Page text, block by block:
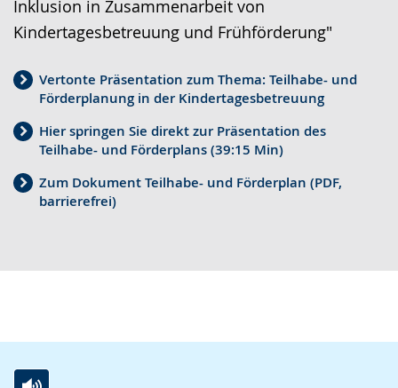
Inklusion in Zusammenarbeit von
Kindertagesbetreuung und Frühförderung"
Vertonte Präsentation zum Thema: Teilhabe- und
Förderplanung in der Kindertagesbetreuung
Hier springen Sie direkt zur Präsentation des
Teilhabe- und Förderplans (39:15 Min)
Zum Dokument Teilhabe- und Förderplan (PDF,
barrierefrei)
h
t
e
n
S
p
a
e
c
h
r
e
A
u
d
i
o
-
t
s
t
o
i
n
D
e
u
s
e
e
b